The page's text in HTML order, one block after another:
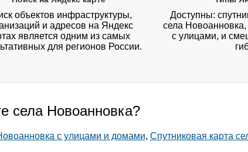
объектов инфраструктуры,
и адресов на Яндекс
является одним из самых
для регионов России.
Доступны:
села Новоанновка,
с улицами, и
села Новоанновка?
с улицами и домами, Спутниковая карта